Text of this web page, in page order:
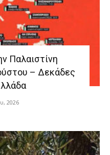
Παλαιστίνη
– Δεκάδες
2026